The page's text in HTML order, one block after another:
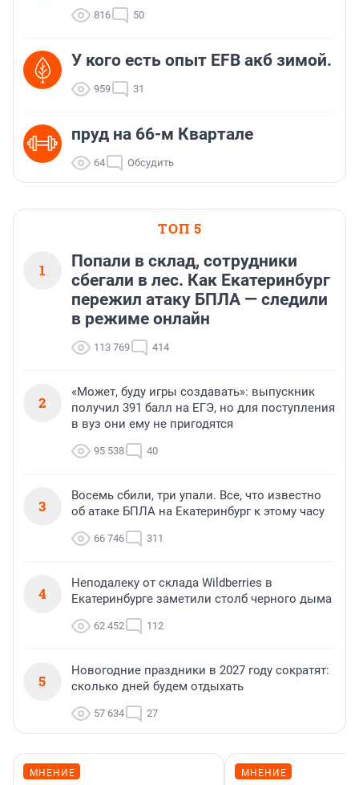
816 50
У кого есть опыт EFB акб зимой.
959 31
пруд на 66-м Квартале
64 Обсудить
ТОП 5
1
Попали в склад, сотрудники
сбегали в лес. Как Екатеринбург
пережил атаку БПЛА — следили
в режиме онлайн
113 769 414
2
«Может, буду игры создавать»: выпускник
получил 391 балл на ЕГЭ, но для поступления
в вуз они ему не пригодятся
95 538 40
3
Восемь сбили, три упали. Все, что известно
об атаке БПЛА на Екатеринбург к этому часу
66 746 311
4
Неподалеку от склада Wildberries в
Екатеринбурге заметили столб черного дыма
62 452 112
5
Новогодние праздники в 2027 году сократят:
сколько дней будем отдыхать
57 634 27
МНЕНИЕ МНЕНИЕ